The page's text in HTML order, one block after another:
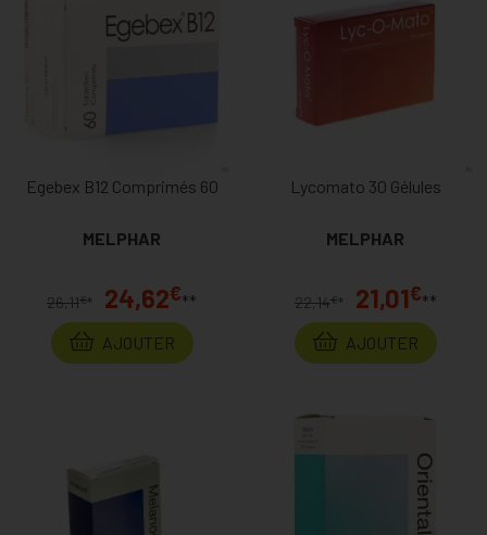
Egebex B12 Comprimés 60
MELPHAR
26,11€* 24,62€**
AJOUTER
Lycomato 30 Gélules
MELPHAR
22,14€ * 21,01€**
AJOUTER